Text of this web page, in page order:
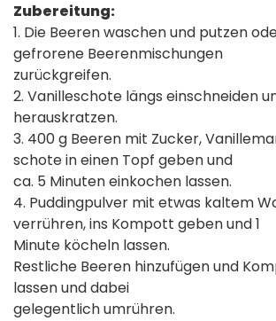
Zubereitung:
1. Die Beeren waschen und putzen
gefrorene Beerenmischungen
zurückgreifen.
2. Vanilleschote längs einschneiden
herauskratzen.
3. 400 g Beeren mit Zucker,
schote in einen Topf geben und
ca. 5 Minuten einkochen lassen.
4. Puddingpulver mit etwas kaltem
verrühren, ins Kompott geben und 1
Minute köcheln lassen.
Restliche Beeren hinzufügen und
lassen und dabei
gelegentlich umrühren.